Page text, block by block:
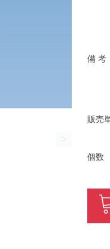
>
備 考
販売
個数